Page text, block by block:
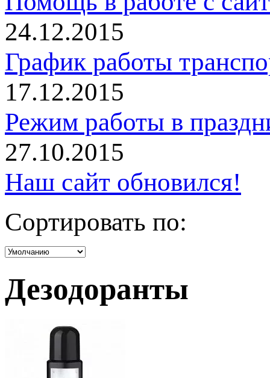
24.12.2015
График работы
17.12.2015
Режим работы в
27.10.2015
Наш сайт обновился!
Сортировать по:
Дезодоранты